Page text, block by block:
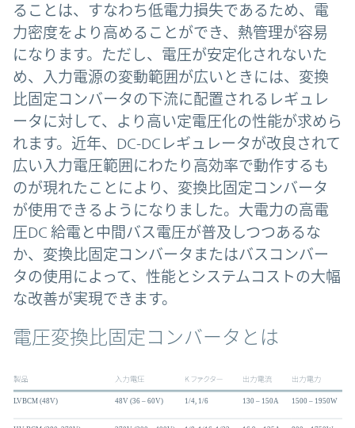
ることは、すなわち低電力損失であるため、電
力密度をより高めることができ、熱管理が容易
になります。ただし、電圧が安定化されないた
め、入力電源の変動範囲が広いときには、変換
比固定コンバータの下流に配置されるレギュレ
ータに対して、より高い定電圧化の性能が求めら
れます。近年、DC-DCレギュレータが改良されて
広い入力電圧範囲にわたり高効率で動作するも
のが現れたことにより、変換比固定コンバータ
が使用できるようになりました。大電力の高電
圧DC 給電と中間バス電圧が普及しつつあるな
か、変換比固定コンバータまたはバスコンバー
タの使用によって、性能とシステムコストの大幅
な改善が実現できます。
電圧変換比固定コンバータとは